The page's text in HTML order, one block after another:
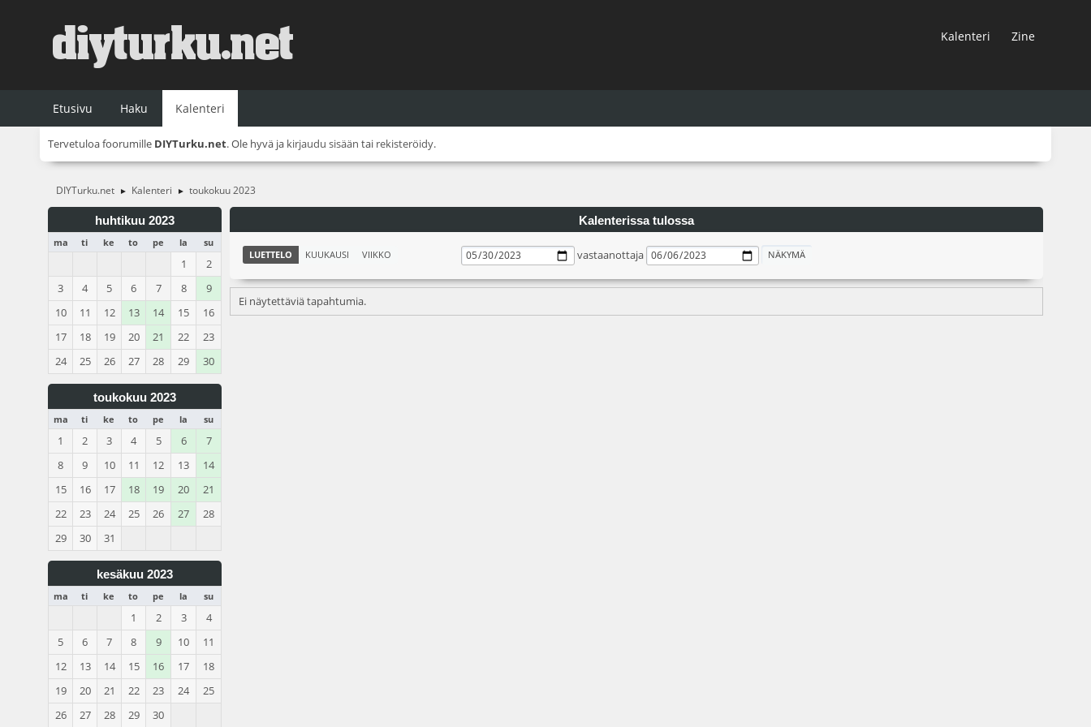
Kalenteri Zine
Etusivu Haku Kalenteri
Tervetuloa foorumille DIYTurku.net. Ole hyvä ja kirjaudu sisään tai rekisteröidy.
DIYTurku.net ► Kalenteri ► toukokuu 2023
huhtikuu 2023
ma ti ke to pe la su
1
2
3
4 5 6 7 8
9
10
11 12 13 14 15
16
17
18 19 20 21 22
23
24
25 26 27 28 29 30
toukokuu 2023
ma ti ke to pe la su
1 2 3 4 5 6
7
8
9 10 11 12 13
14
15
16 17 18 19 20
21
22
23 24 25 26 27
28
29
30 31
kesäkuu 2023
ma ti ke to pe la su
1 2 3
4
5
6 7 8 9 10
11
12
13 14 15 16 17
18
19
20 21 22 23 24
25
26
27 28 29 30
Kalenterissa tulossa
LUETTELO KUUKAUSI VIIKKO vastaanottaja
Ei näytettäviä tapahtumia.